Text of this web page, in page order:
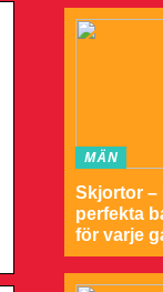
MÄN
Skjortor –
perfekta
för varje